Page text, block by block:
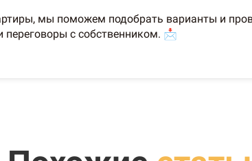
мы поможем подобрать варианты и
с собственником. 📩